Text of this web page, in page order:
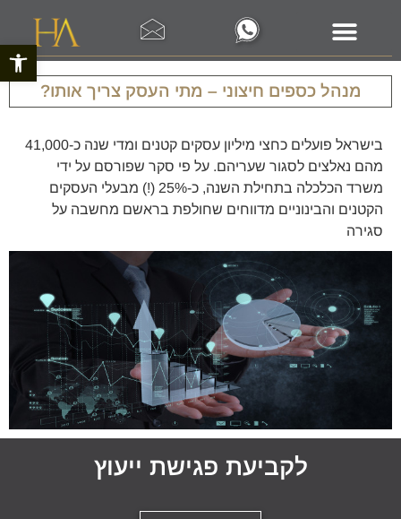
פתח
מנהל כספים חיצוני – מתי העסק צריך אותו?
בישראל פועלים כחצי מיליון עסקים קטנים ומדי שנה כ-41,000
מהם נאלצים לסגור שעריהם. על פי סקר שפורסם על ידי
משרד הכלכלה בתחילת השנה, כ-25% (!) מבעלי העסקים
הקטנים והבינוניים מדווחים שחולפת בראשם מחשבה על
סגירה
לקביעת פגישת ייעוץ